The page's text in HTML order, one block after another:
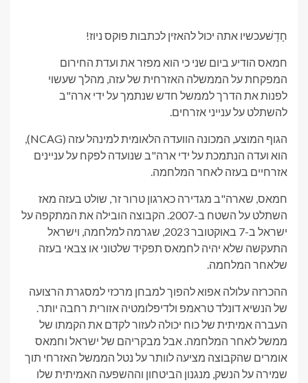
חָדָשׁעכשיו אתה יכול להאזין לכתבות פוקס ניוז!
חמאס הודיע ​​ביום שני כי הוא מפזר את ועדת החירום
המפקחת על הממשלה האזרחית של עזה, מהלך שעשוי
לפנות את הדרך לממשל חדש שנתמך על ידי ארה"ב
להשתלט על ענייני אזרחים.
הגוף המוצע, המכונה הוועדה הלאומית למינהל עזה (NCAG),
הוא ועדה הנתמכת על ידי ארה"ב שנועדה לפקח על עניינים
אזרחיים בעזה לאחר המלחמה.
חמאס, שארה"ב מגדירה כארגון טרור זר, שולט בעזה מאז
השתלט על השטח ב-2007. הקבוצה הובילה את המתקפה על
ישראל ב-7 באוקטובר 2023, שגרמה למלחמה, וישראל
התעקשה שלא יהיה לחמאס תפקיד שלטוני או צבאי בעזה
שלאחר המלחמה.
ההכרזה עלולה אפוא להפוך למבחן מרכזי למסגרת הרצועה
של הנשיא דונלד טראמפ ולדיפלומטיה אזורית רחבה יותר.
העברה אמיתית של כוח יכולה לעזור לקדם את הקמתו של
ממשל לאחר המלחמה. אבל מבקריהם של ישראל וחמאס
אומרים שהקבוצה מציעה לוותר על נטל הממשל האזרחי תוך
שמירה על הנשק, מנגנון הביטחון וההשפעה האמיתית שלו